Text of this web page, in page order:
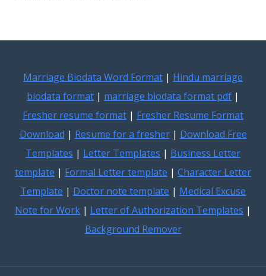
Marriage Biodata Word Format | Hindu marriage
biodata format | marriage biodata format pdf |
Fresher resume format | Fresher Resume Format
Download | Resume for a fresher| Download Free
Templates | Letter Templates | Business Letter
template | Formal Letter template | Character Letter
Template | Doctor note template | Medical Excuse
Note for Work | Letter of Authorization Templates |
Background Remover